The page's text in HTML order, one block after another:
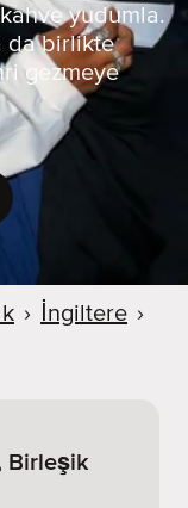
yudumla.
da birlikte
gezmeye
› İngiltere ›
Birleşik